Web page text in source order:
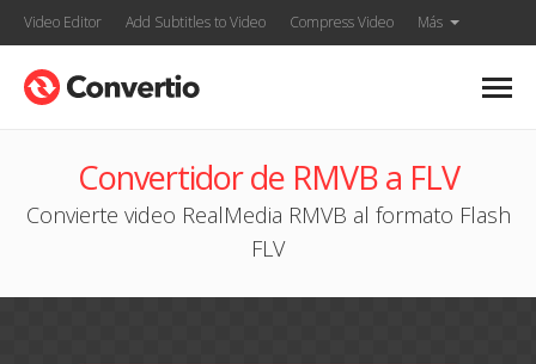
Video Editor Add Subtitles to Video Compress Video Más
Convertidor de RMVB a FLV
Convierte video RealMedia RMVB al formato Flash
FLV